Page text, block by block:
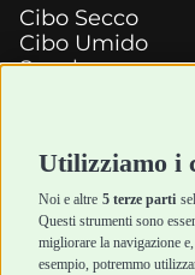
Utilizziamo i
Noi e altre 5 terze parti
Questi strumenti sono
migliorare la navigazione
esempio, potremmo
Cibo Secco
Cibo Umido
Snack e
Igiene e Pulizia
Accessori
Cani Mini
Top Quality